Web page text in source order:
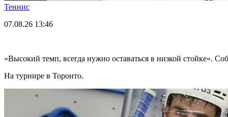
Теннис
07.08.26 13:46
«Высокий темп, всегда нужно оставаться в низкой стойке».
На турнире в Торонто.